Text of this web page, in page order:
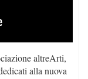
altreArti,
alla nuova